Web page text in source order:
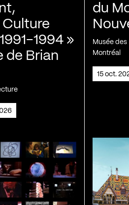
1994 »
de Brian
du
Musée
Montréal
15 oct.